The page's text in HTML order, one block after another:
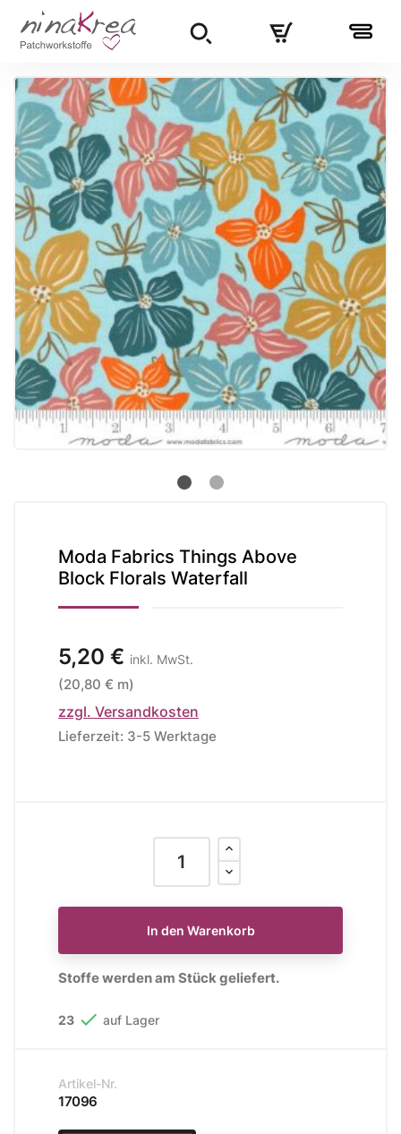
Moda Fabrics Things Above
Block Florals Waterfall
5,20 € inkl. MwSt.
(20,80 € m)
zzgl. Versandkosten
Lieferzeit: 3-5 Werktage
In den Warenkorb
Stoffe werden am Stück geliefert.
23  auf Lager
Artikel-Nr.
17096